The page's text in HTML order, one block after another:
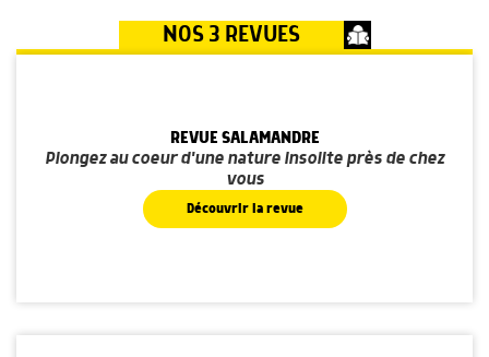
NOS 3 REVUES
REVUE SALAMANDRE
Plongez au coeur d'une nature insolite près de chez
vous
Découvrir la revue